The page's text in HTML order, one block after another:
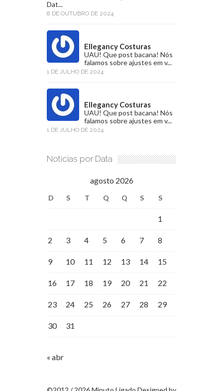
Dat...
8 DE OUTUBRO DE 2024
Ellegancy Costuras
UAU! Que post bacana! Nós
falamos sobre ajustes em v...
1 DE JULHO DE 2024
Ellegancy Costuras
UAU! Que post bacana! Nós
falamos sobre ajustes em v...
1 DE JULHO DE 2024
Notícias por Data
agosto 2026
D S T Q Q S S
1
2 3 4 5 6 7 8
9 10 11 12 13 14 15
16 17 18 19 20 21 22
23 24 25 26 27 28 29
30 31
« abr